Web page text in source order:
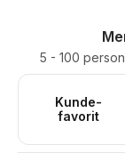
5 - 100
Kunde-
favorit